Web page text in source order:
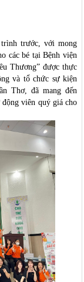
trước, với mong
các bé tại Bệnh viện
Thương” được thực
và tổ chức sự kiện
Thơ, đã mang đến
động viên quý giá cho